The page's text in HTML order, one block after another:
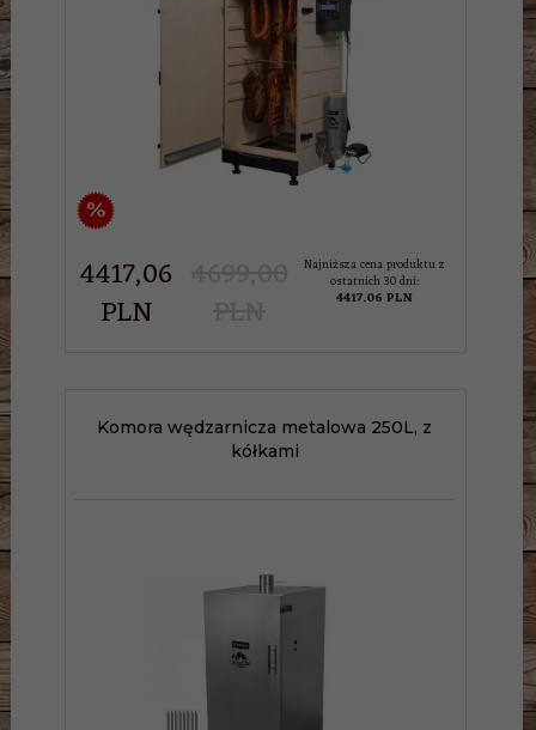
%
4417,06
PLN
Najniższa cena produktu z
ostatnich 30 dni:
4417.06 PLN
Komora wędzarnicza metalowa 250L, z
kółkami